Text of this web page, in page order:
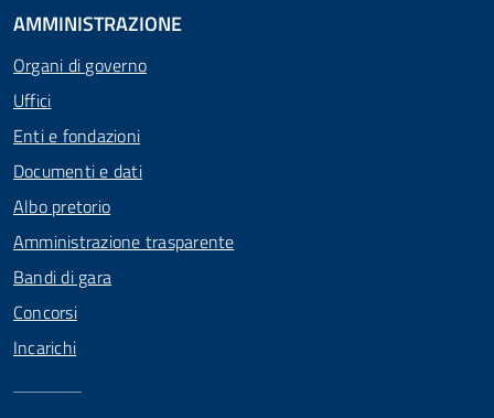
AMMINISTRAZIONE
Organi di governo
Uffici
Enti e fondazioni
Documenti e dati
Albo pretorio
Amministrazione trasparente
Bandi di gara
Concorsi
Incarichi